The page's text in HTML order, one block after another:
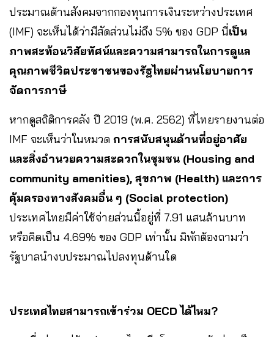
ประมาณด้านสังคมจากกองทุนการเงินระหว่างประเทศ
(IMF) จะเห็นได้ว่ามีสัดส่วนไม่ถึง 5% ของ GDP นี่เป็น
ภาพสะท้อนวิสัยทัศน์และความสามารถในการดูแล
คุณภาพชีวิตประชาชนของรัฐไทยผ่านนโยบายการ
จัดการภาษี
หากดูสถิติการคลัง ปี 2019 (พ.ศ. 2562) ที่ไทยรายงานต่อ
IMF จะเห็นว่าในหมวด การสนับสนุนด้านที่อยู่อาศัย
และสิ่งอำนวยความสะดวกในชุมชน (Housing and
community amenities), สุขภาพ (Health) และการ
คุ้มครองทางสังคมอื่น ๆ (Social protection)
ประเทศไทยมีค่าใช้จ่ายส่วนนี้อยู่ที่ 7.91 แสนล้านบาท
หรือคิดเป็น 4.69% ของ GDP เท่านั้น มิพักต้องถามว่า
รัฐบาลนำงบประมาณไปลงทุนด้านใด
ประเทศไทยสามารถเข้าร่วม OECD ได้ไหม?